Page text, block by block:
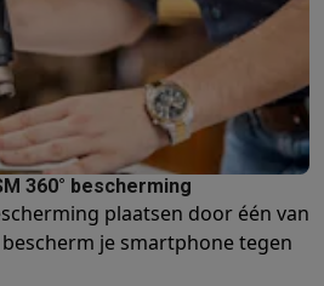
360° bescherming
plaatsen door één van
je smartphone tegen